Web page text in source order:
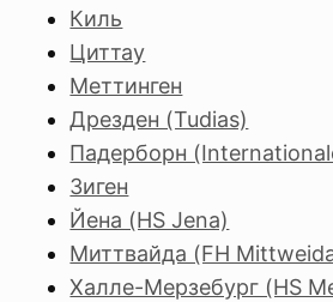
Киль
Циттау
Меттинген
Дрезден (Tudias)
Падерборн
Зиген
Йена (HS Jena)
Миттвайда (FH
Халле-Мерзебург (HS